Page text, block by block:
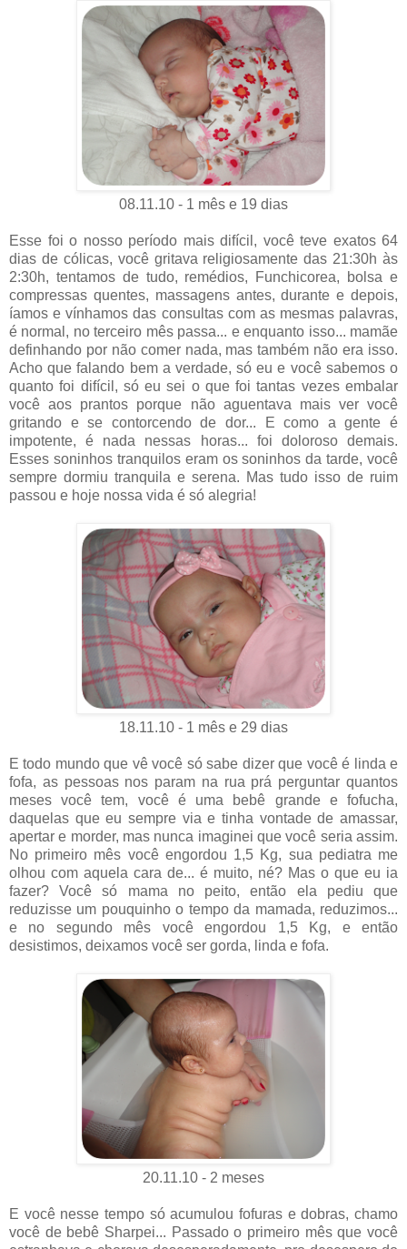
08.11.10 - 1 mês e 19 dias
Esse foi o nosso período mais difícil, você teve exatos 64
dias de cólicas, você gritava religiosamente das 21:30h às
2:30h, tentamos de tudo, remédios, Funchicorea, bolsa e
compressas quentes, massagens antes, durante e depois,
íamos e vínhamos das consultas com as mesmas palavras,
é normal, no terceiro mês passa... e enquanto isso... mamãe
definhando por não comer nada, mas também não era isso.
Acho que falando bem a verdade, só eu e você sabemos o
quanto foi difícil, só eu sei o que foi tantas vezes embalar
você aos prantos porque não aguentava mais ver você
gritando e se contorcendo de dor... E como a gente é
impotente, é nada nessas horas... foi doloroso demais.
Esses soninhos tranquilos eram os soninhos da tarde, você
sempre dormiu tranquila e serena. Mas tudo isso de ruim
passou e hoje nossa vida é só alegria!
18.11.10 - 1 mês e 29 dias
E todo mundo que vê você só sabe dizer que você é linda e
fofa, as pessoas nos param na rua prá perguntar quantos
meses você tem, você é uma bebê grande e fofucha,
daquelas que eu sempre via e tinha vontade de amassar,
apertar e morder, mas nunca imaginei que você seria assim.
No primeiro mês você engordou 1,5 Kg, sua pediatra me
olhou com aquela cara de... é muito, né? Mas o que eu ia
fazer? Você só mama no peito, então ela pediu que
reduzisse um pouquinho o tempo da mamada, reduzimos...
e no segundo mês você engordou 1,5 Kg, e então
desistimos, deixamos você ser gorda, linda e fofa.
20.11.10 - 2 meses
E você nesse tempo só acumulou fofuras e dobras, chamo
você de bebê Sharpei... Passado o primeiro mês que você